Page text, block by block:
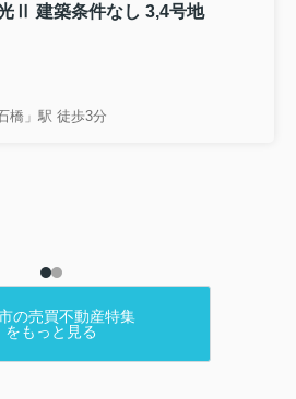
Ⅱ 建築条件なし 3,4号地
橋」駅 徒歩3分
の売買不動産特集
をもっと見る